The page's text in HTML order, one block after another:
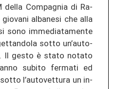
della Com­pag­nia di Ra­
al­ba­ne­si che alla
sono im­me­dia­ta­men­te
sotto un’au­to­
Il gesto è stato no­ta­to
sub­ito fer­ma­ti ed
l’au­to­vet­tu­ra un in­